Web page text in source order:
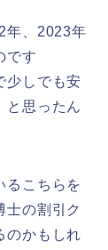
年、2023年
です
少しでも安
と思ったん
るこちらを
士の割引ク
のかもしれ